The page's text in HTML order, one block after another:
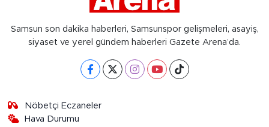
Samsun son dakika haberleri, Samsunspor gelişmeleri, asayiş,
siyaset ve yerel gündem haberleri Gazete Arena’da.
Nöbetçi Eczaneler
Hava Durumu